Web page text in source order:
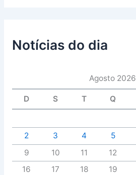
Notícias do dia
Agosto 2026
D S T Q
2
3 4 5
9
10 11 12
16
17 18 19